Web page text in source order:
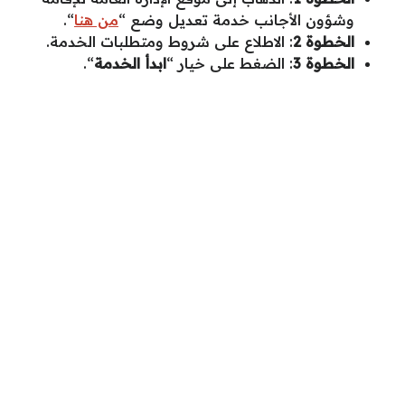
وشؤون الأجانب خدمة تعديل وضع “من هنا“.
الخطوة 2 : الاطلاع على شروط ومتطلبات الخدمة.
الخطوة 3
: الضغط على خيار “ابدأ الخدمة“.